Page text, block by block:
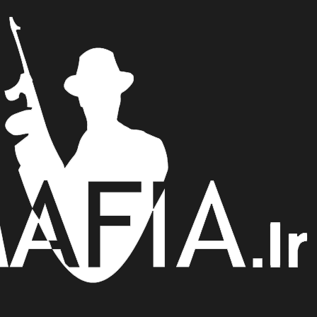
×
صفحه اصلی
آموزش
جديدترين مقالات
مقالات متفرقه
تماس با ما
فروشــــــگاه بازی مافيا آنلاين
ورود / ثبت نام
ورود